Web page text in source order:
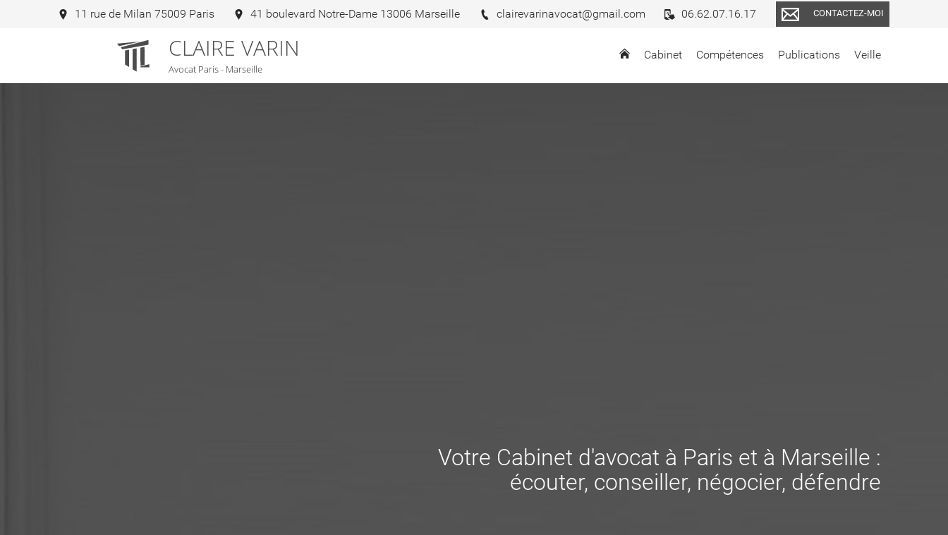
CLAIRE VARIN
Avocat Paris - Marseille
Cabinet Compétences Publications Veille
11 rue de Milan 75009 Paris 41 boulevard Notre-Dame 13006 Marseille clairevarinavocat@gmail.com 06.62.07.16.17 CONTACTEZ-MOI
Votre Cabinet d'avocat à Paris et à Marseille :
écouter, conseiller, négocier, défendre